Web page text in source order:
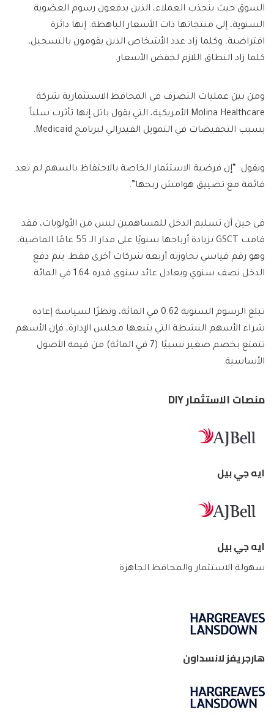
السوق حيث ينجذب العملاء، الذين يدفعون رسوم العضوية
السنوية، إلى منتجاتها ذات الأسعار الباهظة. إنها دائرة
افتراضية. وكلما زاد عدد الأشخاص الذين يقومون بالتسجيل،
كلما زاد النطاق اللازم لخفض الأسعار.
ومن بين عمليات التصرف في المحافظ الاستثمارية شركة
Molina Healthcare الأمريكية، التي يقول باتل إنها تأثرت سلباً
بسبب التخفيضات في التمويل الفيدرالي لبرنامج Medicaid.
ويقول: “إن فرضية الاستثمار الخاصة بالاحتفاظ بالسهم لم تعد
قائمة مع تضييق هوامش ربحها”.
في حين أن تسليم الدخل للمساهمين ليس من الأولويات، فقد
قامت GSCT بزيادة أرباحها سنويًا على مدار الـ 55 عامًا الماضية،
وهو رقم قياسي تجاوزته أربعة شركات أخرى فقط. يتم دفع
الدخل نصف سنوي ويعادل عائد سنوي قدره 1.64 في المائة.
تبلغ الرسوم السنوية 0.62 في المائة، ونظرًا لسياسة إعادة
شراء الأسهم النشطة التي يتبعها مجلس الإدارة، فإن الأسهم
تتمتع بخصم صغير نسبيًا (7 في المائة) من قيمة الأصول
الأساسية.
منصات الاستثمار DIY
ايه جي بيل
ايه جي بيل
سهولة الاستثمار والمحافظ الجاهزة
هارجريفز لانسداون